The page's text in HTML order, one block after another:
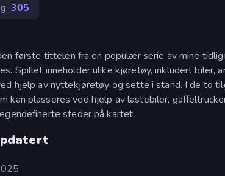
305
første tittelen fra en populær serie av mine
Spillet inneholder ulike kjøretøy, inkludert biler,
hjelp av nyttekjøretøy og sette i stand. I de to
kan plasseres ved hjelp av lastebiler,
steder på kartet.